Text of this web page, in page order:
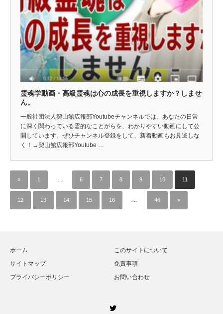
霊魂学動画・高級霊魂は心の成長を重視しますか？しませ
ん。
一般社団法人契山館広報部Youtubeチャンネルでは、あなたの日常
に深く関わっている霊的なことがらを、わかりやすい動画にして公
開しています。ぜひチャンネル登録をして、新着動画もお見逃しな
く！→契山館広報部Youtube …
« 1 6 7 8 9 10 11
12 13 14 15 16 46 »
ホーム
このサイトについて
サイトマップ
免責事項
プライバシーポリシー
お問い合わせ